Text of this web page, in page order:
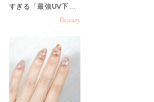
すぎる「最強UV下
Beauty